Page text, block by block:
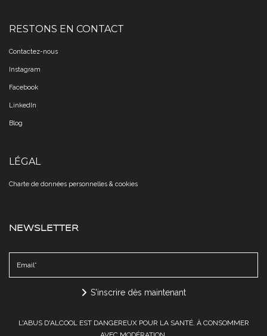
RESTONS EN CONTACT
Contactez-nous
Instagram
Facebook
LinkedIn
Blog
LÉGAL
Charte de données personnelles & cookies​​​​​​​
NEWSLETTER
S'inscrire dès maintenant
L'ABUS D'ALCOOL EST DANGEREUX POUR LA SANTÉ. À CONSOMMER